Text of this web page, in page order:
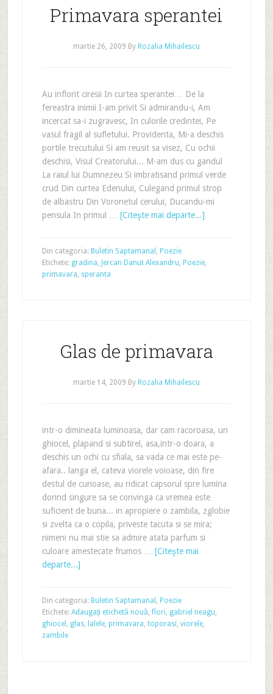
Primavara sperantei
martie 26, 2009 By Rozalia Mihailescu
Au inflorit ciresii In curtea sperantei… De la
fereastra inimii I-am privit Si admirandu-i, Am
incercat sa-i zugravesc, In culorile credintei, Pe
vasul fragil al sufletului. Providenta, Mi-a deschis
portile trecutului Si am reusit sa visez, Cu ochii
deschisi, Visul Creatorului... M-am dus cu gandul
La raiul lui Dumnezeu Si imbratisand primul verde
crud Din curtea Edenului, Culegand primul strop
de albastru Din Voronetul cerului, Ducandu-mi
pensula In primul … [Citeşte mai departe...]
Din categoria: Buletin Saptamanal , Poezie
Etichete: gradina, Jercan Danut Alexandru, Poezie,
primavara, speranta
Glas de primavara
martie 14, 2009 By Rozalia Mihailescu
intr-o dimineata luminoasa, dar cam racoroasa, un
ghiocel, plapand si subtirel, asa,intr-o doara, a
deschis un ochi cu sfiala, sa vada ce mai este pe-
afara.. langa el, cateva viorele voioase, din fire
destul de curioase, au ridicat capsorul spre lumina
dorind singure sa se convinga ca vremea este
suficient de buna... in apropiere o zambila, zglobie
si zvelta ca o copila, priveste tacuta si se mira;
nimeni nu mai stie sa admire atata parfum si
culoare amestecate frumos … [Citeşte mai
departe...]
Din categoria: Buletin Saptamanal , Poezie
Etichete: Adaugaţi etichetă nouă,flori, gabriel neagu,
ghiocel , glas, lalele, primavara, toporasi, viorele,
zambile